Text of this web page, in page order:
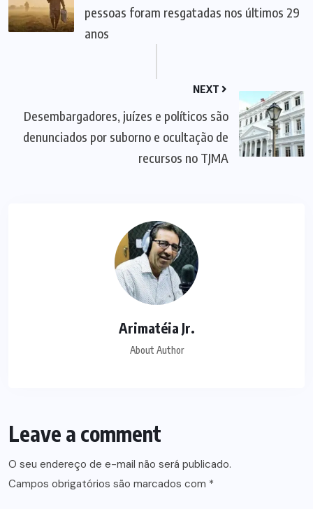
pessoas foram resgatadas nos últimos 29
anos
NEXT
Desembargadores, juízes e políticos são
denunciados por suborno e ocultação de
recursos no TJMA
Arimatéia Jr.
About Author
Leave a comment
O seu endereço de e-mail não será publicado.
Campos obrigatórios são marcados com *